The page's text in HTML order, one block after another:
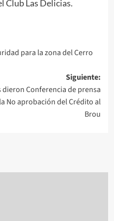
Club Las Delicias.
para la zona del Cerro
Siguiente:
dieron Conferencia de prensa
No aprobación del Crédito al
Brou